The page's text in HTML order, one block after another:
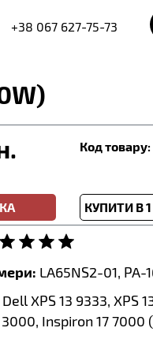
+38 067 627-75-73
Код товару:
КУПИТИ В 1
LA65NS2-01, PA-
Dell XPS 13 9333, XPS
Inspiron 17 7000 (